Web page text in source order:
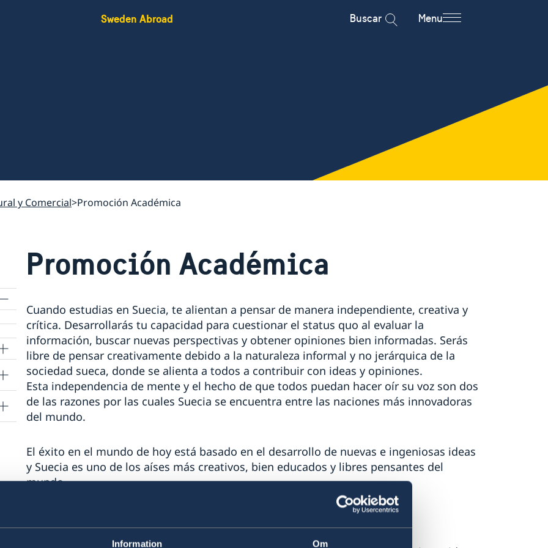
Information Om
Sweden Abroad Buscar Menu
y Comercial Promoción Académica
Promoción Académica
Cuando estudias en Suecia, te alientan a pensar de manera independiente, creativa y
crítica. Desarrollarás tu capacidad para cuestionar el status quo al evaluar la
información, buscar nuevas perspectivas y obtener opiniones bien informadas. Serás
libre de pensar creativamente debido a la naturaleza informal y no jerárquica de la
sociedad sueca, donde se alienta a todos a contribuir con ideas y opiniones.
Esta independencia de mente y el hecho de que todos puedan hacer oír su voz son dos
de las razones por las cuales Suecia se encuentra entre las naciones más innovadoras
del mundo.
El éxito en el mundo de hoy está basado en el desarrollo de nuevas e ingeniosas ideas
y Suecia es uno de los aíses más creativos, bien educados y libres pensantes del
mundo.